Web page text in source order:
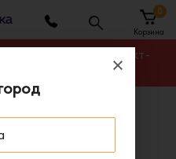
Корзина
0
на любую оправу в Санкт-
очки
овальные